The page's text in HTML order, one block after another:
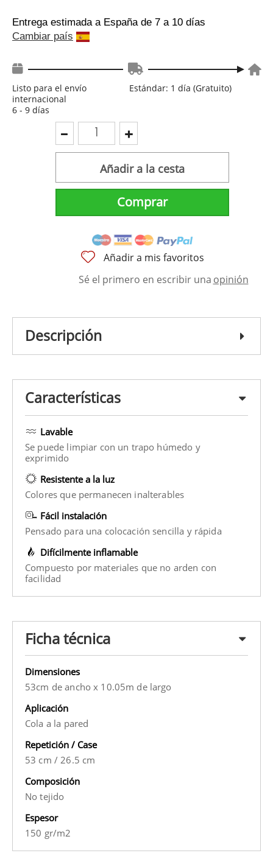
Entrega estimada a España de 7 a 10 días
Cambiar país
Listo para el envío
internacional
6 - 9 días
Estándar: 1 día (Gratuito)
Añadir a la cesta
Comprar
Añadir a mis favoritos
Sé el primero en escribir una opinión
Descripción
Características
Lavable
Se puede limpiar con un trapo húmedo y
exprimido
Resistente a la luz
Colores que permanecen inalterables
Fácil instalación
Pensado para una colocación sencilla y rápida
Difícilmente inflamable
Compuesto por materiales que no arden con
facilidad
Ficha técnica
Dimensiones
53cm de ancho x 10.05m de largo
Aplicación
Cola a la pared
Repetición / Case
53 cm /26.5 cm
Composición
No tejido
Espesor
150 gr/m2